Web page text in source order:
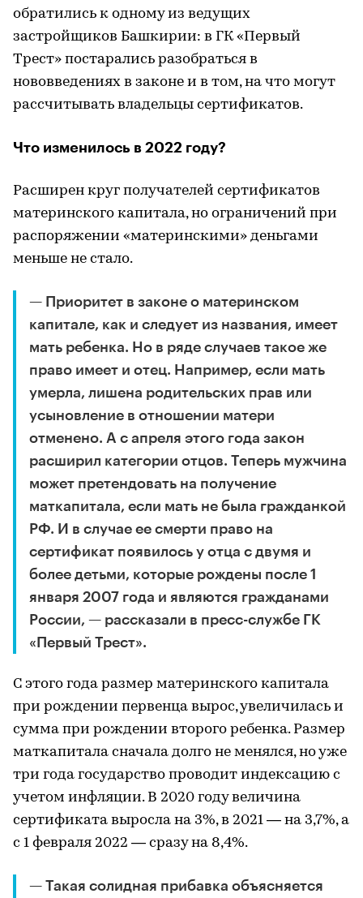
обратились к одному из ведущих
застройщиков Башкирии: в ГК «Первый
Трест» постарались разобраться в
нововведениях в законе и в том, на что могут
рассчитывать владельцы сертификатов.
Что изменилось в 2022 году?
Расширен круг получателей сертификатов
материнского капитала, но ограничений при
распоряжении «материнскими» деньгами
меньше не стало.
— Приоритет в законе о материнском
капитале, как и следует из названия, имеет
мать ребенка. Но в ряде случаев такое же
право имеет и отец. Например, если мать
умерла, лишена родительских прав или
усыновление в отношении матери
отменено. А с апреля этого года закон
расширил категории отцов. Теперь мужчина
может претендовать на получение
маткапитала, если мать не была гражданкой
РФ. И в случае ее смерти право на
сертификат появилось у отца с двумя и
более детьми, которые рождены после 1
января 2007 года и являются гражданами
России, — рассказали в пресс-службе ГК
«Первый Трест».
С этого года размер материнского капитала
при рождении первенца вырос, увеличилась и
сумма при рождении второго ребенка. Размер
маткапитала сначала долго не менялся, но уже
три года государство проводит индексацию с
учетом инфляции. В 2020 году величина
сертификата выросла на 3%, в 2021 — на 3,7%, а
с 1 февраля 2022 — сразу на 8,4%.
— Такая солидная прибавка объясняется